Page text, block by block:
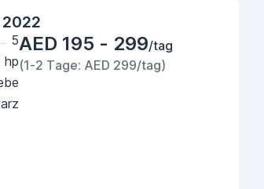
5
hp
AED 195 - 299/tag
(1-2 Tage: AED 299/tag)